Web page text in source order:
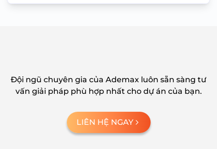
Đội ngũ chuyên gia của Ademax luôn sẵn sàng tư
vấn giải pháp phù hợp nhất cho dự án của bạn.
LIÊN HỆ NGAY